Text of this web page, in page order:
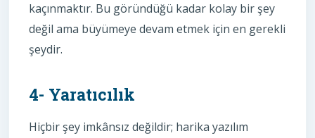
kaçınmaktır. Bu göründüğü kadar kolay bir şey
değil ama büyümeye devam etmek için en gerekli
şeydir.
4- Yaratıcılık
Hiçbir şey imkânsız değildir; harika yazılım